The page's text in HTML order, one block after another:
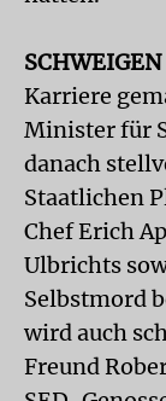
SCHWEIGEN
Karriere
Minister für
danach
Staatlichen
Chef Erich
Ulbrichts
Selbstmord
wird auch
Freund